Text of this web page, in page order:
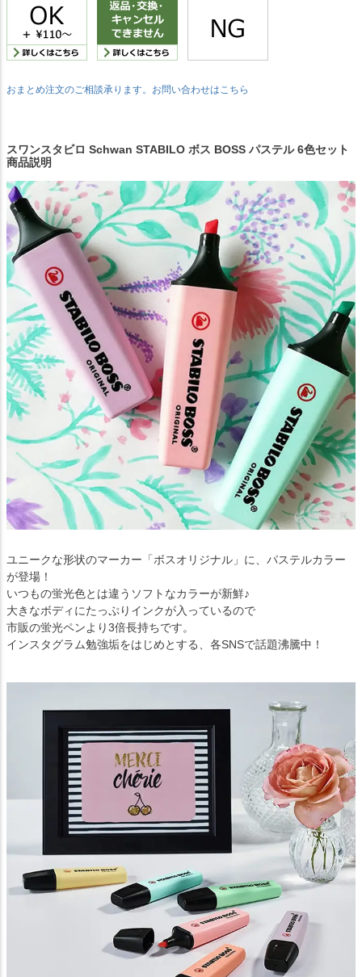
おまとめ注文のご相談承ります。お問い合わせはこちら
スワンスタビロ Schwan STABILO ボス BOSS パステル 6色セット
商品説明
ユニークな形状のマーカー「ボスオリジナル」に、パステルカラー
が登場！
いつもの蛍光色とは違うソフトなカラーが新鮮♪
大きなボディにたっぷりインクが入っているので
市販の蛍光ペンより3倍長持ちです。
インスタグラム勉強垢をはじめとする、各SNSで話題沸騰中！